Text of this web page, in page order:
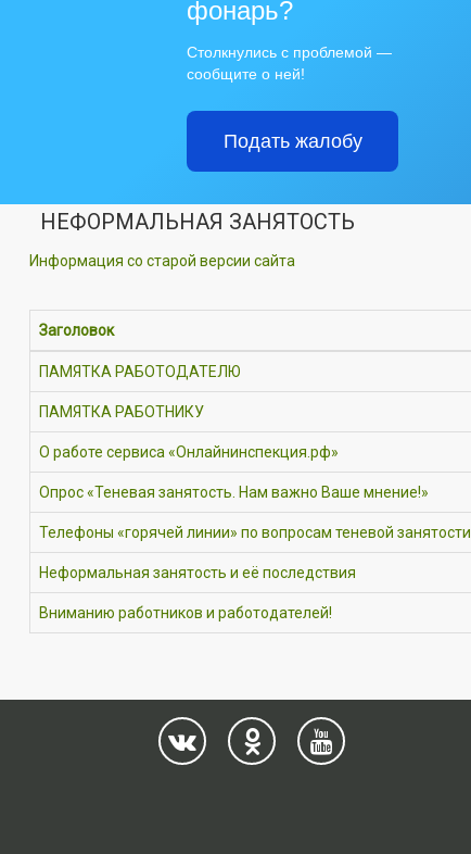
фонарь?
Столкнулись с проблемой —
сообщите о ней!
Подать жалобу
НЕФОРМАЛЬНАЯ ЗАНЯТОСТЬ
Информация со старой версии сайта
Заголовок
ПАМЯТКА РАБОТОДАТЕЛЮ
ПАМЯТКА РАБОТНИКУ
О работе сервиса «Онлайнинспекция.рф»
Опрос «Теневая занятость. Нам важно Ваше мнение!»
Телефоны «горячей линии» по вопросам теневой занятости
Неформальная занятость и её последствия
Вниманию работников и работодателей!